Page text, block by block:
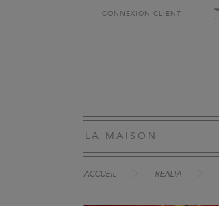
CONNEXION CLIENT
LA MAISON
ACCUEIL REALIA